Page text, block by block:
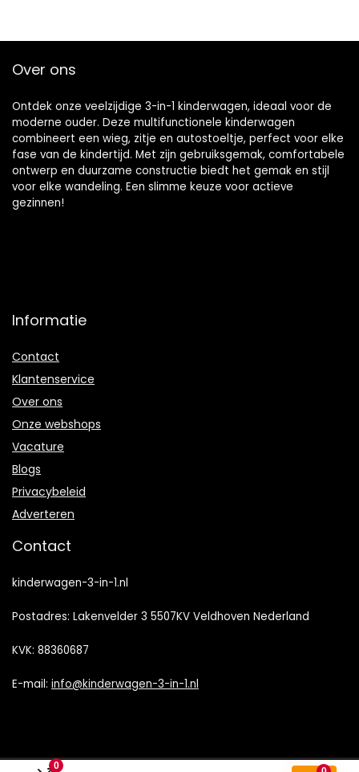
0
Over ons
Ontdek onze veelzijdige 3-in-1 kinderwagen, ideaal voor de
moderne ouder. Deze multifunctionele kinderwagen
combineert een wieg, zitje en autostoeltje, perfect voor elke
fase van de kindertijd. Met zijn gebruiksgemak, comfortabele
ontwerp en duurzame constructie biedt het gemak en stijl
voor elke wandeling. Een slimme keuze voor actieve
gezinnen!
Informatie
Contact
Klantenservice
Over ons
Onze webshops
Vacature
Blogs
Privacybeleid
Adverteren
Contact
kinderwagen-3-in-1.nl
Postadres: Lakenvelder 3 5507KV Veldhoven Nederland
KVK: 88360687
E-mail: info@kinderwagen-3-in-1.nl